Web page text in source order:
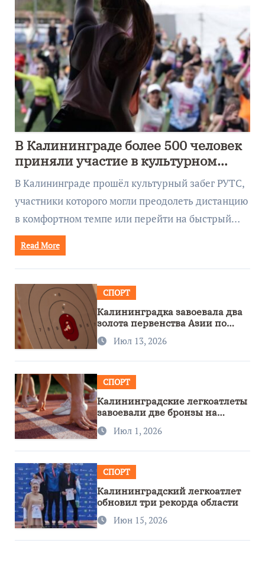
В Калининграде более 500 человек
приняли участие в культурном
забеге
В Калининграде прошёл культурный забег РУТС,
участники которого могли преодолеть дистанцию
в комфортном темпе или перейти на быстрый…
Read More
СПОРТ
Калининградка завоевала два
золота первенства Азии по
метанию ножа
Июл 13, 2026
СПОРТ
Калининградские легкоатлеты
завоевали две бронзы на
первенстве России
Июл 1, 2026
СПОРТ
Калининградский легкоатлет
обновил три рекорда области
Июн 15, 2026